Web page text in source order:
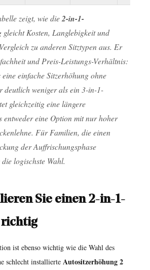
zeigt, wie die2-in-1-
gleicht Kosten, Langlebigkeit und
zu anderen Sitztypen aus. Er
und Preis-Leistungs-Verhältnis:
einfache Sitzerhöhung ohne
deutlich weniger als ein 3-in-1-
gleichzeitig eine längere
entweder eine Option mit nur hoher
Für Familien, die einen
der Auffrischungsphase
logischste Wahl.
Sie einen 2-in-1-
ist ebenso wichtig wie die Wahl des
schlecht installierte Autositzerhöhung 2